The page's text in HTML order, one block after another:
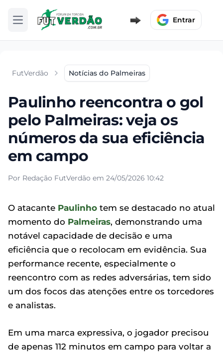
Abrir menu Entrar
FutVerdão Notícias do Palmeiras
Paulinho reencontra o gol
pelo Palmeiras: veja os
números da sua eficiência
em campo
Por Redação FutVerdão em 24/05/2026 10:42
O atacante Paulinho tem se destacado no atual
momento do Palmeiras, demonstrando uma
notável capacidade de decisão e uma
eficiência que o recolocam em evidência. Sua
performance recente, especialmente o
reencontro com as redes adversárias, tem sido
um dos focos das atenções entre os torcedores
e analistas.
Em uma marca expressiva, o jogador precisou
de apenas 112 minutos em campo para voltar a